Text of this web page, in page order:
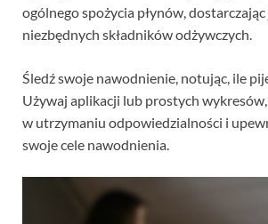
ogólnego spożycia płynów,
niezbędnych składników odżywczych.
Śledź swoje nawodnienie, notując, ile
Używaj aplikacji lub prostych
w utrzymaniu odpowiedzialności i
swoje cele nawodnienia.